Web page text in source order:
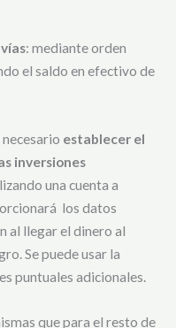
: mediante orden
el saldo en efectivo de
necesario establecer el
inversiones
una cuenta a
los datos
al llegar el dinero al
Se puede usar la
puntuales adicionales.
que para el resto de